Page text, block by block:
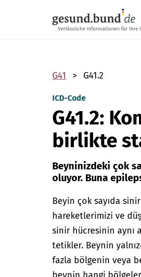
G41 G41.2
ICD-Code
G41.2:
birlikte
Beyninizdeki çok
oluyor. Buna
Beyin çok sayıda
hareketlerimizi ve
sinir hücresinin aynı
tetikler. Beynin
fazla bölgenin veya